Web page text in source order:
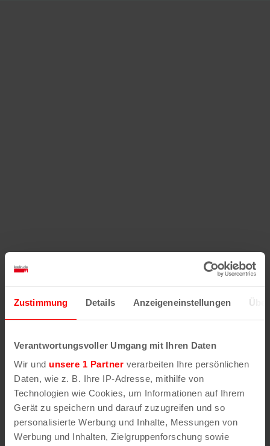
Zustimmung Details Anzeigeneinstellungen
Verantwortungsvoller Umgang mit Ihren Daten
Wir und unsere 1 Partner verarbeiten Ihre persönlichen
Daten, wie z. B. Ihre IP-Adresse, mithilfe von
Technologien wie Cookies, um Informationen auf Ihrem
Gerät zu speichern und darauf zuzugreifen und so
personalisierte Werbung und Inhalte, Messungen von
Werbung und Inhalten, Zielgruppenforschung sowie